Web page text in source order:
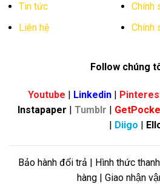
Tin tức
Liên hệ
Chính
Chính
Follow chúng
Youtube | Linkedin |
Instapaper | Tumblr |
| Diigo |
Bảo hành đổi trả | Hình thức
hàng | Giao nhận